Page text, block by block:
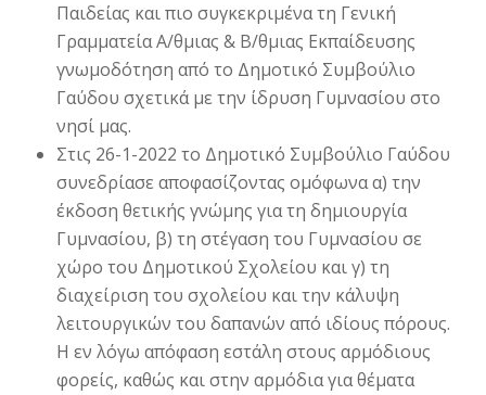
Παιδείας και πιο συγκεκριμένα τη Γενική
Γραμματεία Α/θμιας & Β/θμιας Εκπαίδευσης
γνωμοδότηση από το Δημοτικό Συμβούλιο
Γαύδου σχετικά με την ίδρυση Γυμνασίου στο
νησί μας.
Στις 26-1-2022 το Δημοτικό Συμβούλιο Γαύδου
συνεδρίασε αποφασίζοντας ομόφωνα α) την
έκδοση θετικής γνώμης για τη δημιουργία
Γυμνασίου, β) τη στέγαση του Γυμνασίου σε
χώρο του Δημοτικού Σχολείου και γ) τη
διαχείριση του σχολείου και την κάλυψη
λειτουργικών του δαπανών από ιδίους πόρους.
Η εν λόγω απόφαση εστάλη στους αρμόδιους
φορείς, καθώς και στην αρμόδια για θέματα